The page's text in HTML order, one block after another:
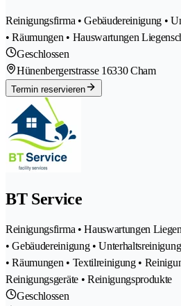
Reinigungsfirma • Gebäudereinigung •
• Räumungen • Hauswartungen
Geschlossen
Hünenbergerstrasse 16330 Cham
Termin reservieren
BT Service
Reinigungsfirma • Hauswartungen
• Gebäudereinigung •
• Räumungen • Textilreinigung •
Reinigungsgeräte • Reinigungsprodukte
Geschlossen